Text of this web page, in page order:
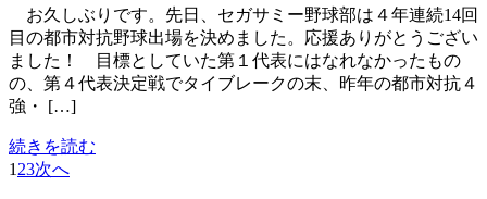
お久しぶりです。先日、セガサミー野球部は４年連続14回
目の都市対抗野球出場を決めました。応援ありがとうござい
ました！ 目標としていた第１代表にはなれなかったもの
の、第４代表決定戦でタイブレークの末、昨年の都市対抗４
強・ […]
続きを読む
1 23次へ